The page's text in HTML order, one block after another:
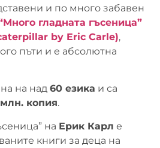
и по много забавен
гладната гъсеница”
by Eric Carle),
пъти и е абсолютна
на над 60 езика и са
копия.
на Ерик Карл е
книги за деца на